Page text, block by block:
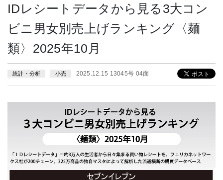
IDレシートデータから見る3大コン
ビニ男女別売上げランキング〈麺
類〉2025年10月
統計・分析 小売 2025.12.15 13045号 04面